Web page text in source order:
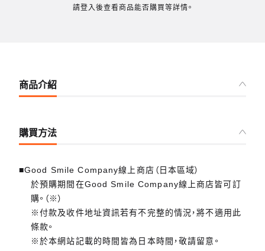
請登入後查看商品能否購買等詳情。
商品介紹
購買方法
■Good Smile Company線上商店（日本區域）
於預購期間在Good Smile Company線上商店皆可訂
購。（※）
※付款及收件地址資訊若有不完整的情況，將不適用此
條款。
※於本網站記載的時間皆為日本時間，敬請留意。